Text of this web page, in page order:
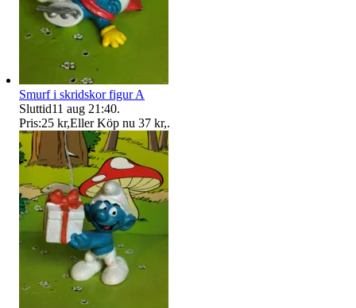
Smurf i skridskor figur A
Sluttid11 aug 21:40.
Pris:25 kr,Eller Köp nu 37 kr,.